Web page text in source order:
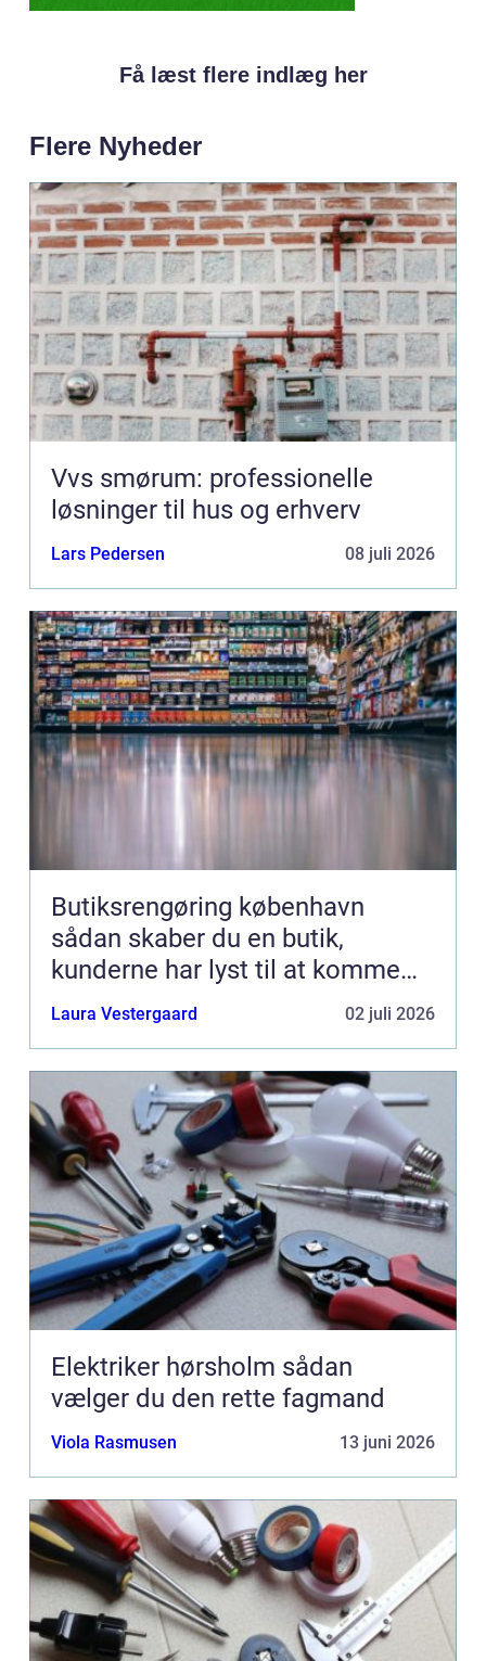
Få læst flere indlæg her
Flere Nyheder
Vvs smørum: professionelle
løsninger til hus og erhverv
Lars Pedersen 08 juli 2026
Butiksrengøring københavn
sådan skaber du en butik,
kunderne har lyst til at komme
tilbage til
Laura Vestergaard 02 juli 2026
Elektriker hørsholm sådan
vælger du den rette fagmand
Viola Rasmusen 13 juni 2026